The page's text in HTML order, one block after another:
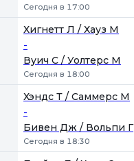
Сегодня в 17:00
Хигнетт Л / Хауз М
-
Вуич С / Уолтерс М
Сегодня в 18:00
Хэндс Т / Саммерс М
-
Бивен Дж / Вольпи Г
Сегодня в 18:30